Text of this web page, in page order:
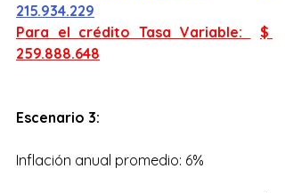
215.934.229
Para el crédito Tasa Variable: 	$
259.888.648
Escenario 3:
Inflación anual promedio: 6%